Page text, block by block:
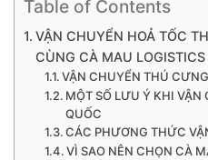
Table of Contents
VẬN CHUYỂN HOẢ TỐC
CÙNG CÀ MAU LOGISTICS
VẬN CHUYỂN THÚ CƯNG
MỘT SỐ LƯU Ý KHI
QUỐC
CÁC PHƯƠNG THỨC
VÌ SAO NÊN CHỌN CÀ